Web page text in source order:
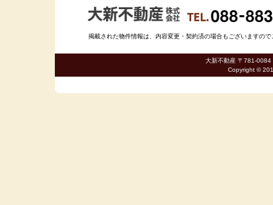
掲載された物件情報は、内容変更・契約済の場合もございますの
大新不動産 〒781-
Copyright ©